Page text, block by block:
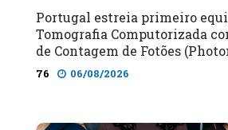
Portugal estreia primeiro
Tomografia Computorizada
de Contagem de Fotões
76 06/08/2026